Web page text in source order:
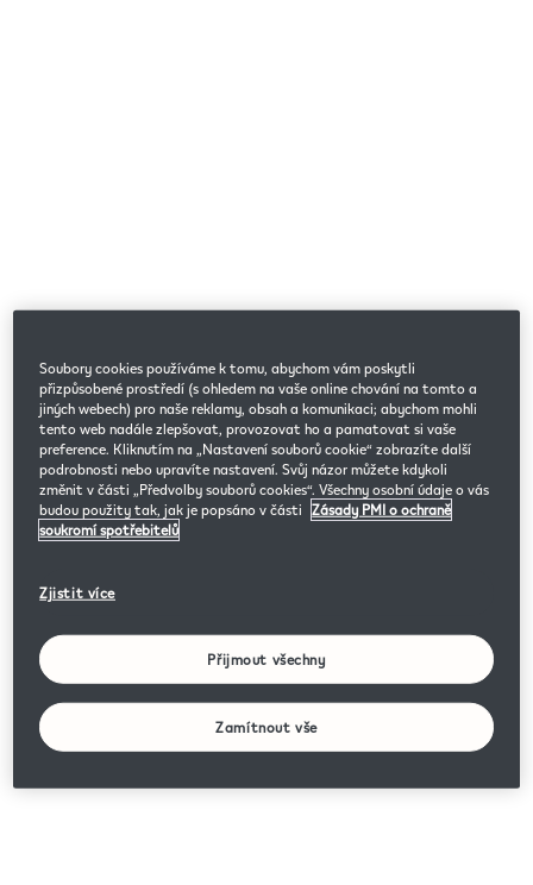
Soubory cookies používáme k tomu, abychom vám poskytli
přizpůsobené prostředí (s ohledem na vaše online chování na tomto a
jiných webech) pro naše reklamy, obsah a komunikaci; abychom mohli
tento web nadále zlepšovat, provozovat ho a pamatovat si vaše
preference. Kliknutím na „Nastavení souborů cookie“ zobrazíte další
podrobnosti nebo upravíte nastavení. Svůj názor můžete kdykoli
změnit v části „Předvolby souborů cookies“. Všechny osobní údaje o vás
budou použity tak, jak je popsáno v části Zásady PMI o ochraně
soukromí spotřebitelů
Zjistit více
Přijmout všechny
Zamítnout vše